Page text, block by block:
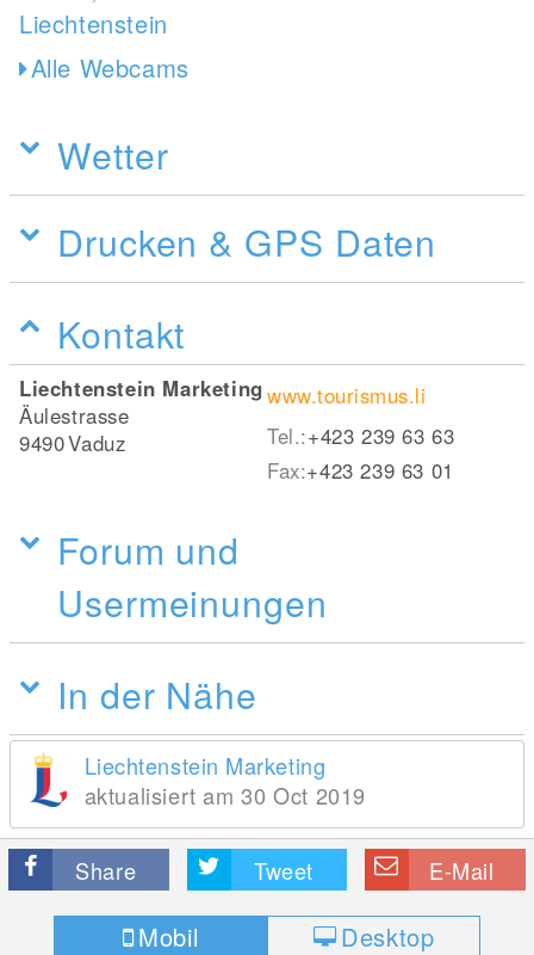
Alle Webcams
Wetter
Drucken & GPS Daten
Kontakt
Liechtenstein Marketing
Äulestrasse
9490Vaduz
www.tourismus.li
Tel.:+423 239 63 63
Fax:+423 239 63 01
Forum und
Usermeinungen
In der Nähe
Liechtenstein Marketing
aktualisiert am 30 Oct 2019
Share Tweet E-Mail
Mobil Desktop